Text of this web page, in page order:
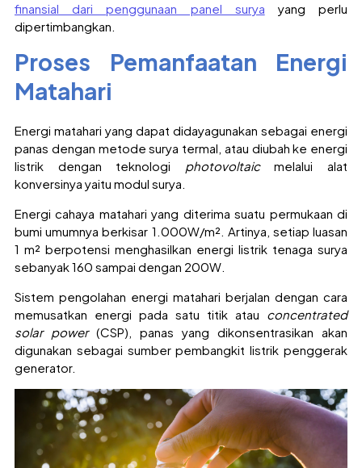
finansial dari penggunaan panel surya yang perlu
dipertimbangkan.
Proses Pemanfaatan Energi
Matahari
Energi matahari yang dapat didayagunakan sebagai energi
panas dengan metode surya termal, atau diubah ke energi
listrik dengan teknologi photovoltaicmelalui alat
konversinya yaitu modul surya.
Energi cahaya matahari yang diterima suatu permukaan di
bumi umumnya berkisar 1.000W/m². Artinya, setiap luasan
1 m² berpotensi menghasilkan energi listrik tenaga surya
sebanyak 160 sampai dengan 200W.
Sistem pengolahan energi matahari berjalan dengan cara
memusatkan energi pada satu titik atau concentrated
solar power(CSP), panas yang dikonsentrasikan akan
digunakan sebagai sumber pembangkit listrik penggerak
generator.